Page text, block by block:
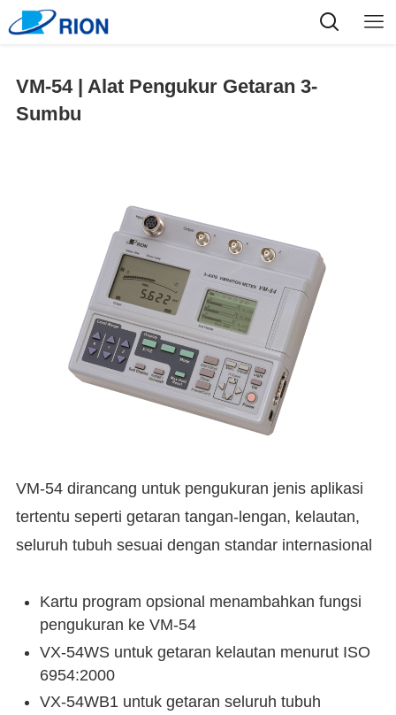
VM-54 | Alat Pengukur Getaran 3-
Sumbu
VM-54 dirancang untuk pengukuran jenis aplikasi
tertentu seperti getaran tangan-lengan, kelautan,
seluruh tubuh sesuai dengan standar internasional
Kartu program opsional menambahkan fungsi
pengukuran ke VM-54
VX-54WS untuk getaran kelautan menurut ISO
6954:2000
VX-54WB1 untuk getaran seluruh tubuh